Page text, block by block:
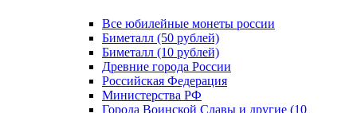
Все юбилейные монеты россии
Биметалл (50 рублей)
Биметалл (10 рублей)
Древние города России
Российская Федерация
Министерства РФ
Города Воинской Славы и другие (10